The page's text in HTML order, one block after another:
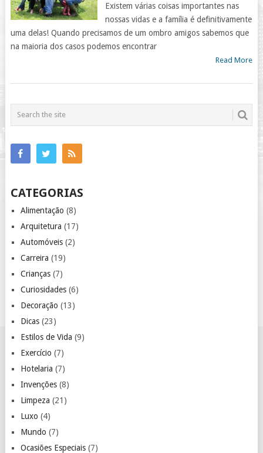
Existem várias coisas importantes nas
nossas vidas e a família é definitivamente
uma delas! Quando precisamos de um ombro amigos sabemos que
na maioria dos casos podemos encontrar
Read More
CATEGORIAS
Alimentação (8)
Arquitetura (17)
Automóveis(2)
Carreira (19)
Crianças(7)
Curiosidades(6)
Decoração (13)
Dicas(23)
Estilos de Vida (9)
Exercício (7)
Hotelaria (7)
Invenções(8)
Limpeza (21)
Luxo (4)
Mundo (7)
Ocasiões Especiais(7)